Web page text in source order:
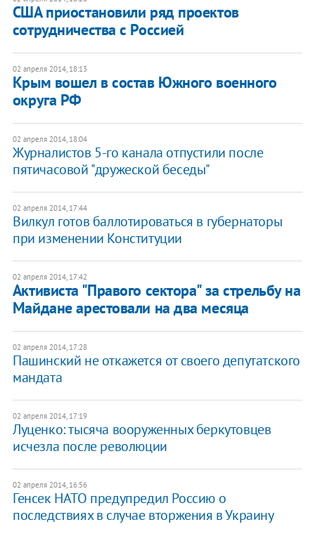
США приостановили ряд проектов
сотрудничества с Россией
02 апреля 2014, 18:13
Крым вошел в состав Южного военного
округа РФ
02 апреля 2014, 18:04
Журналистов 5-го канала отпустили после
пятичасовой "дружеской беседы"
02 апреля 2014, 17:44
Вилкул готов баллотироваться в губернаторы
при изменении Конституции
02 апреля 2014, 17:42
Активиста "Правого сектора" за стрельбу на
Майдане арестовали на два месяца
02 апреля 2014, 17:28
Пашинский не откажется от своего депутатского
мандата
02 апреля 2014, 17:19
Луценко: тысяча вооруженных беркутовцев
исчезла после революции
02 апреля 2014, 16:56
Генсек НАТО предупредил Россию о
последствиях в случае вторжения в Украину